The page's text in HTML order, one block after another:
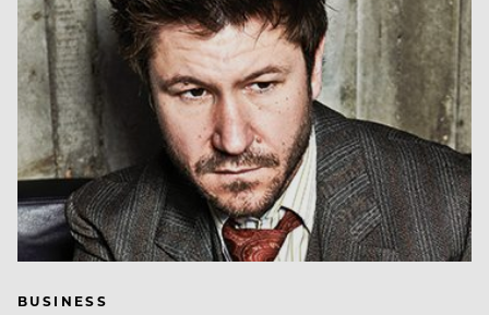
BUSINESS